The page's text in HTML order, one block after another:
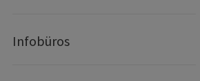
Infobüros